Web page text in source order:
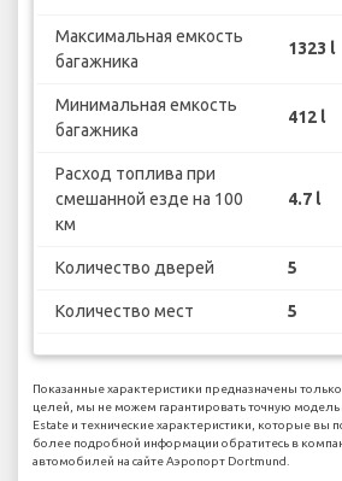
Максимальная емкость
багажника
1323 l
Минимальная емкость
багажника
412 l
Расход топлива при
смешанной езде на 100
км
4.7 l
Количество дверей 5
Количество мест 5
Показанные характеристики предназначены
целей, мы не можем гарантировать точную
Estate и технические характеристики, которые вы
более подробной информации обратитесь в
автомобилей на сайте Аэропорт Dortmund.